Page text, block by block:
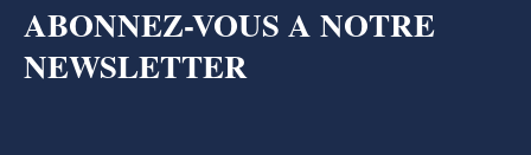
ABONNEZ-VOUS A NOTRE
NEWSLETTER